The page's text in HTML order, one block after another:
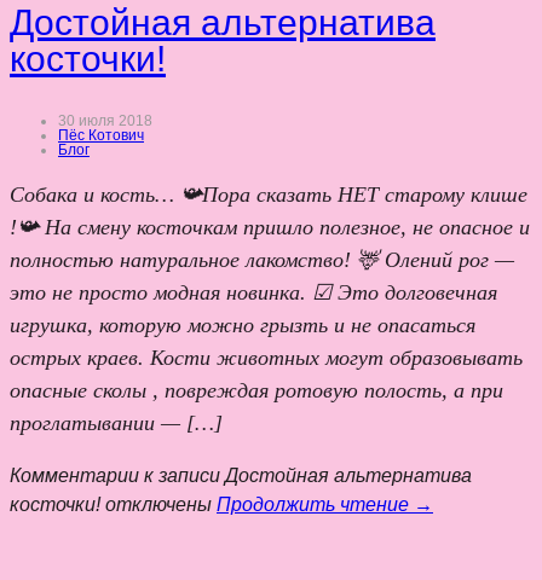
Достойная альтернатива
косточки!
30 июля 2018
Пёс Котович
Блог
Собака и кость… 📯Пора сказать НЕТ старому клише
!📯 На смену косточкам пришло полезное, не опасное и
полностью натуральное лакомство! 🦌 Олений рог —
это не просто модная новинка. ☑ Это долговечная
игрушка, которую можно грызть и не опасаться
острых краев. Кости животных могут образовывать
опасные сколы , повреждая ротовую полость, а при
проглатывании — […]
Комментарии к записи Достойная альтернатива
косточки!отключены Продолжить чтение →